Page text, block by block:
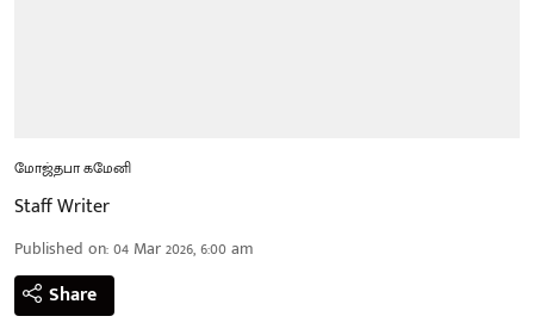
மோஜ்தபா கமேனி
Staff Writer
Published on:04 Mar 2026, 6:00 am
Share